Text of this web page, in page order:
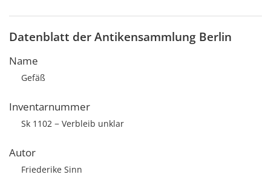
Datenblatt der Antikensammlung Berlin
Name
Gefäß
Inventarnummer
Sk 1102 − Verbleib unklar
Autor
Friederike Sinn